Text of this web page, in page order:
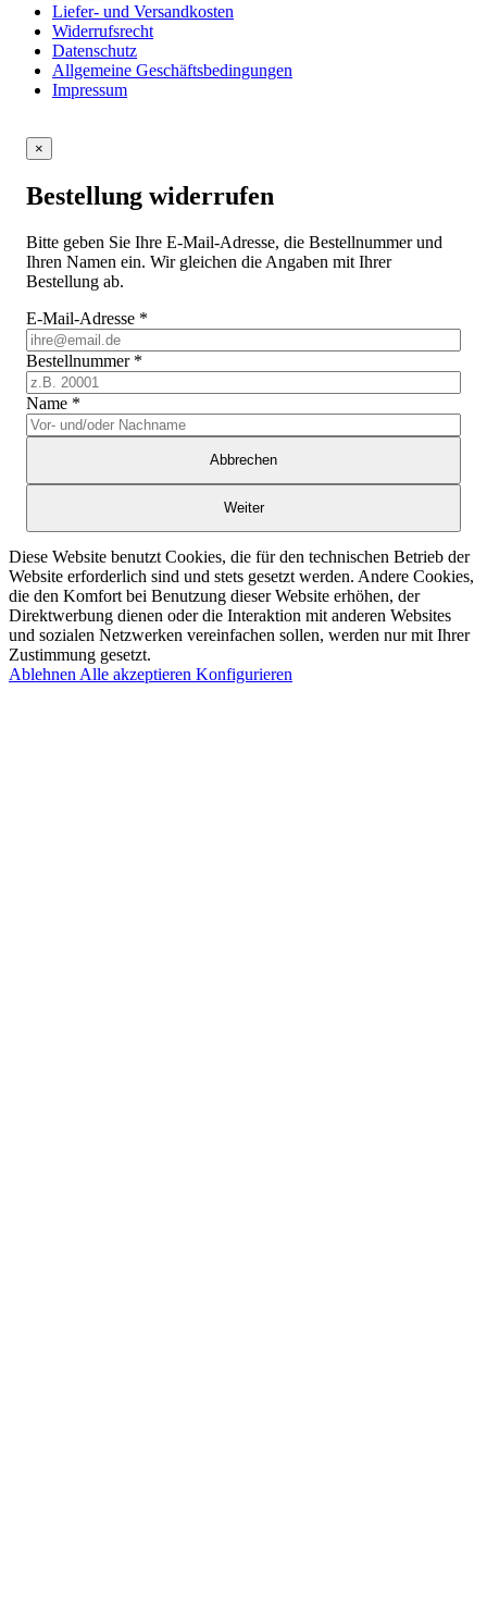
Liefer- und Versandkosten
Widerrufsrecht
Datenschutz
Allgemeine Geschäftsbedingungen
Impressum
×
Bestellung widerrufen
Bitte geben Sie Ihre E-Mail-Adresse, die Bestellnummer und
Ihren Namen ein. Wir gleichen die Angaben mit Ihrer
Bestellung ab.
E-Mail-Adresse *
Bestellnummer *
Name *
Abbrechen
Weiter
Diese Website benutzt Cookies, die für den technischen Betrieb der
Website erforderlich sind und stets gesetzt werden. Andere Cookies,
die den Komfort bei Benutzung dieser Website erhöhen, der
Direktwerbung dienen oder die Interaktion mit anderen Websites
und sozialen Netzwerken vereinfachen sollen, werden nur mit Ihrer
Zustimmung gesetzt.
Ablehnen Alle akzeptieren Konfigurieren